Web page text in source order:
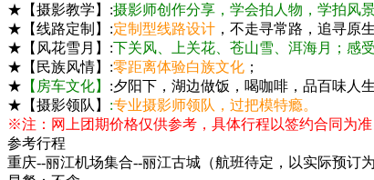
★【摄影教学】:摄影师创作分享，学会拍人物，学拍风
★【线路定制】:定制型线路设计 ，不走寻常路，追寻原
★【风花雪月】:下关风、上关花、苍山雪、洱海月；感
★【民族风情】:零距离体验白族文化 ；
★ 【房车文化】 :夕阳下，湖边做饭，喝咖啡，品百味人生
★【摄影领队】 :专业摄影师领队，过把模特瘾。
※注：网上团期价格仅供参考，具体行程以签约合同为
参考行程
重庆--丽江机场集合--丽江古城（航班待定，以实际预订为